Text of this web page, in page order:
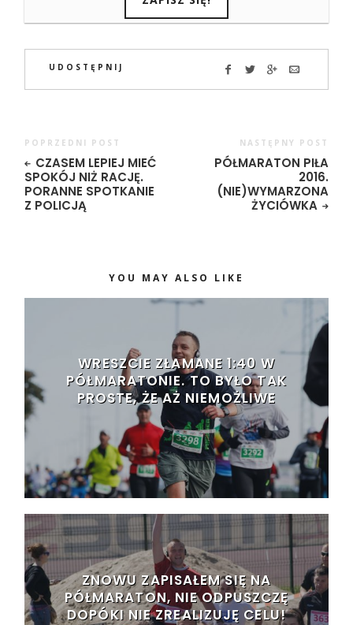
UDOSTĘPNIJ
POPRZEDNI POST
CZASEM LEPIEJ MIEĆ
SPOKÓJ NIŻ RACJĘ.
PORANNE SPOTKANIE
Z POLICJĄ
NASTĘPNY POST
PÓŁMARATON PIŁA
2016.
(NIE)WYMARZONA
ŻYCIÓWKA
YOU MAY ALSO LIKE
WRESZCIE ZŁAMANE 1:40 W
PÓŁMARATONIE. TO BYŁO TAK
PROSTE, ŻE AŻ NIEMOŻLIWE
ZNOWU ZAPISAŁEM SIĘ NA
PÓŁMARATON, NIE ODPUSZCZĘ
DOPÓKI NIE ZREALIZUJĘ CELU!